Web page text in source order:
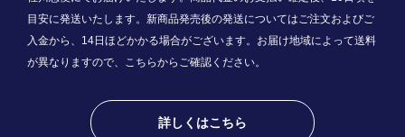
目安に発送いたします。新商品発売後の発送についてはご注文およびご
入金から、14日ほどかかる場合がございます。お届け地域によって送料
が異なりますので、 こちらからご確認ください。
詳しくはこちら